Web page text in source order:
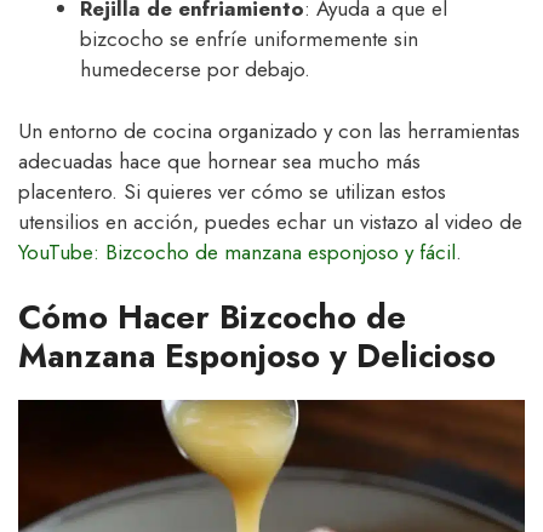
Rejilla de enfriamiento: Ayuda a que el
bizcocho se enfríe uniformemente sin
humedecerse por debajo.
Un entorno de cocina organizado y con las herramientas
adecuadas hace que hornear sea mucho más
placentero. Si quieres ver cómo se utilizan estos
utensilios en acción, puedes echar un vistazo al video de
YouTube: Bizcocho de manzana esponjoso y fácil.
Cómo Hacer Bizcocho de
Manzana Esponjoso y Delicioso